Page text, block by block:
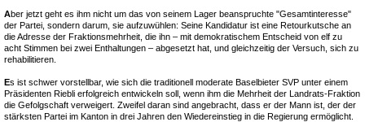
Aber jetzt geht es ihm nicht um das von seinem Lager beanspruchte "Gesamtinteresse"
der Partei, sondern darum, sie aufzuwühlen: Seine Kandidatur ist eine Retourkutsche an
die Adresse der Fraktionsmehrheit, die ihn – mit demokratischem Entscheid von elf zu
acht Stimmen bei zwei Enthaltungen – abgesetzt hat, und gleichzeitig der Versuch, sich zu
rehabilitieren.
Es ist schwer vorstellbar, wie sich die traditionell moderate Baselbieter SVP unter einem
Präsidenten Riebli erfolgreich entwickeln soll, wenn ihm die Mehrheit der Landrats-Fraktion
die Gefolgschaft verweigert. Zweifel daran sind angebracht, dass er der Mann ist, der der
stärksten Partei im Kanton in drei Jahren den Wiedereinstieg in die Regierung ermöglicht.